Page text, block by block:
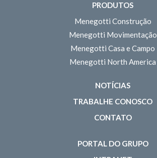
PRODUTOS
Menegotti Construção
Menegotti Movimentação
Menegotti Casa e Campo
Menegotti North America
NOTÍCIAS
TRABALHE CONOSCO
CONTATO
PORTAL DO GRUPO